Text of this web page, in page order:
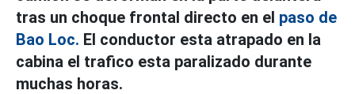
tras un choque frontal directo en el paso de
Bao Loc. El conductor esta atrapado en la
cabina el trafico esta paralizado durante
muchas horas.